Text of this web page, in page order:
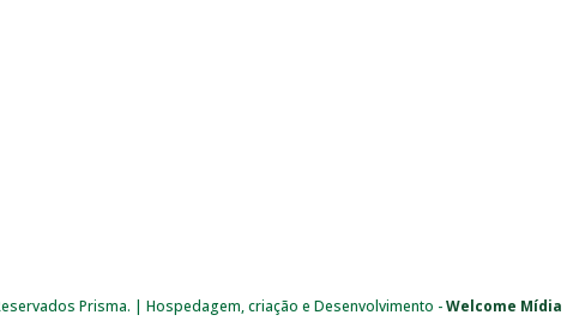
Prisma. | Hospedagem, criação e Desenvolvimento -Welcome Mídia